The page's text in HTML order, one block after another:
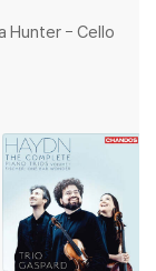
Hunter - Cello